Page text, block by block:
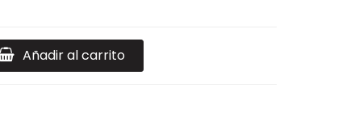
Añadir al carrito